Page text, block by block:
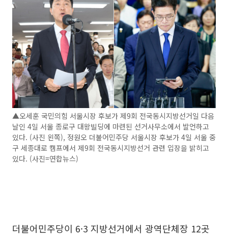
▲오세훈 국민의힘 서울시장 후보가 제9회 전국동시지방선거일 다음
날인 4일 서울 종로구 대왕빌딩에 마련된 선거사무소에서 발언하고
있다. (사진 왼쪽), 정원오 더불어민주당 서울시장 후보가 4일 서울 중
구 세종대로 캠프에서 제9회 전국동시지방선거 관련 입장을 밝히고
있다. (사진=연합뉴스)
더불어민주당이 6·3 지방선거에서 광역단체장 12곳